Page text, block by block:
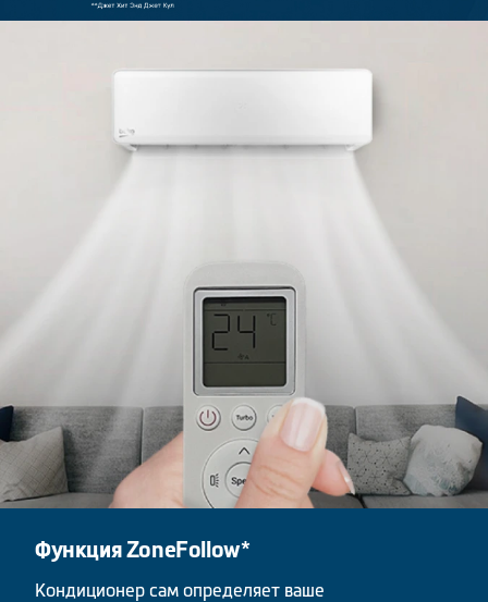
Функция ZoneFollow*
Кондиционер сам определяет ваше